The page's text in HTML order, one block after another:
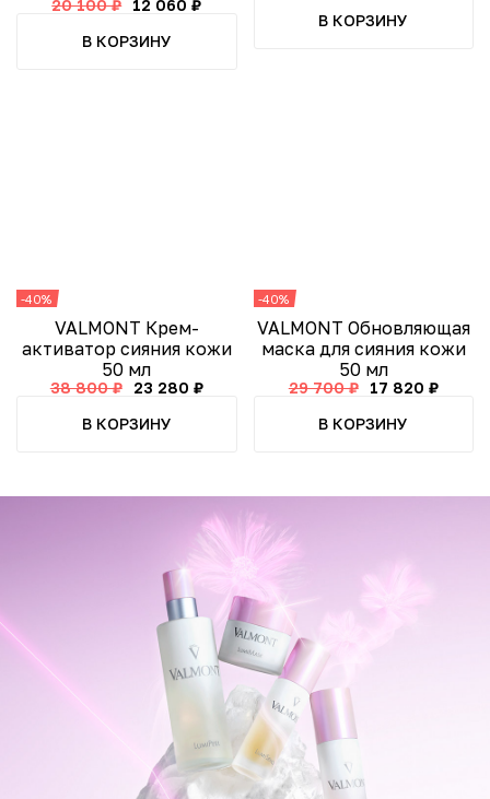
20 100 ₽
12 060 ₽
В КОРЗИНУ
В КОРЗИНУ
-40%
VALMONT Крем-
активатор сияния кожи
50 мл
38 800 ₽
23 280 ₽
В КОРЗИНУ
-40%
VALMONT Обновляющая
маска для сияния кожи
50 мл
29 700 ₽
17 820 ₽
В КОРЗИНУ